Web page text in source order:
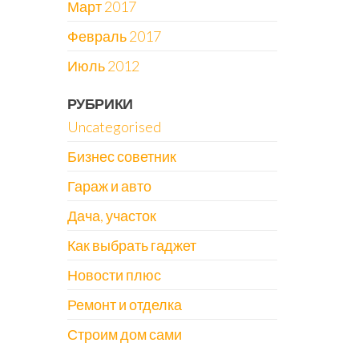
Март 2017
Февраль 2017
Июль 2012
РУБРИКИ
Uncategorised
Бизнес советник
Гараж и авто
Дача, участок
Как выбрать гаджет
Новости плюс
Ремонт и отделка
Строим дом сами